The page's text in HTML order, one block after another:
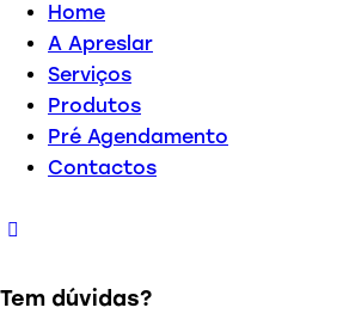
Home
A Apreslar
Serviços
Produtos
Pré Agendamento
Contactos
Tem dúvidas?